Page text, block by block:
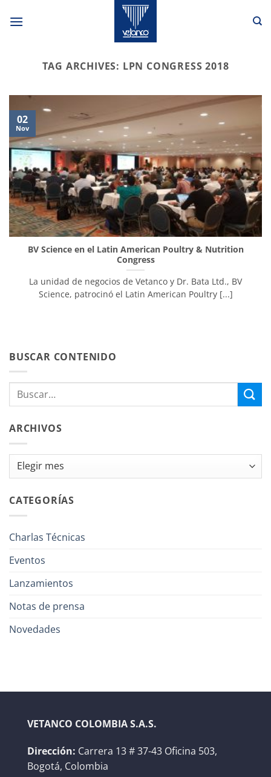
TAG ARCHIVES: LPN CONGRESS 2018
BV Science en el Latin American Poultry & Nutrition
Congress
La unidad de negocios de Vetanco y Dr. Bata Ltd., BV
Science, patrocinó el Latin American Poultry [...]
02
Nov
BUSCAR CONTENIDO
ARCHIVOS
Archivos
CATEGORÍAS
Charlas Técnicas
Eventos
Lanzamientos
Notas de prensa
Novedades
VETANCO COLOMBIA S.A.S.
Dirección: Carrera 13 # 37-43 Oficina 503,
Bogotá, Colombia